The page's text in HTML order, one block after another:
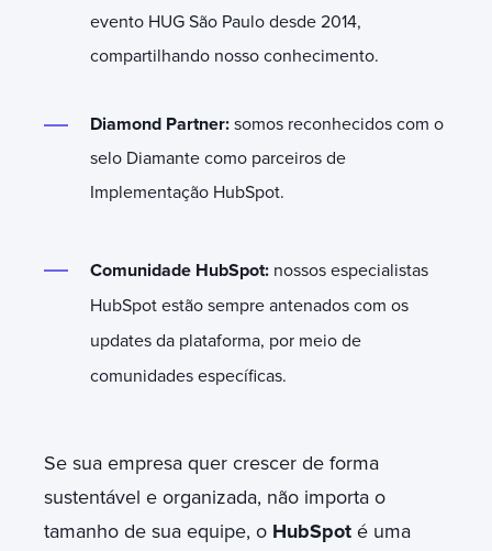
evento HUG São Paulo desde 2014,
compartilhando nosso conhecimento.
Diamond Partner: somos reconhecidos com o
selo Diamante como parceiros de
Implementação HubSpot.
Comunidade HubSpot: nossos especialistas
HubSpot estão sempre antenados com os
updates da plataforma, por meio de
comunidades específicas.
Se sua empresa quer crescer de forma
sustentável e organizada, não importa o
tamanho de sua equipe, o HubSpot é uma